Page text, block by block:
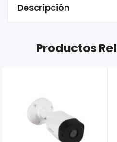
Descripción
Productos